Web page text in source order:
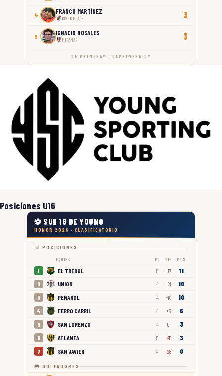
4 FRANCO MARTÍNEZ
RIVER PLATE 3
5 IGNACIO ROSALES
MIRAMAR 3
DE PRIMERA™ · DEPRIMERA.UY
Posiciones U16
⚽ SUB 16 DE YOUNG
HONOR 2026 · CLASIFICATORIO
📊 POSICIONES
EQUIPO PJ DIF PTS
1 EL TRÉBOL 5 +17 11
2 UNIÓN 4 +21 10
3 PEÑAROL 4 +10 10
4 FERRO CARRIL 4 +3 6
5 SAN LORENZO 4 0 3
6 ATLANTA 5 -25 3
7 SAN JAVIER 4 -26 0
🥅 GOLEADORES